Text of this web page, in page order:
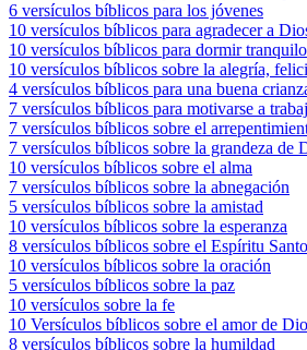
6 versículos bíblicos para los jóvenes
10 versículos bíblicos para agradecer a
10 versículos bíblicos para dormir
10 versículos bíblicos sobre la alegría,
4 versículos bíblicos para una buena
7 versículos bíblicos para motivarse a
7 versículos bíblicos sobre el
7 versículos bíblicos sobre la grandeza de
10 versículos bíblicos sobre el alma
7 versículos bíblicos sobre la abnegación
5 versículos bíblicos sobre la amistad
10 versículos bíblicos sobre la esperanza
8 versículos bíblicos sobre el Espíritu Santo
10 versículos bíblicos sobre la oración
5 versículos bíblicos sobre la paz
10 versículos sobre la fe
10 Versículos bíblicos sobre el amor de
8 versículos bíblicos sobre la humildad